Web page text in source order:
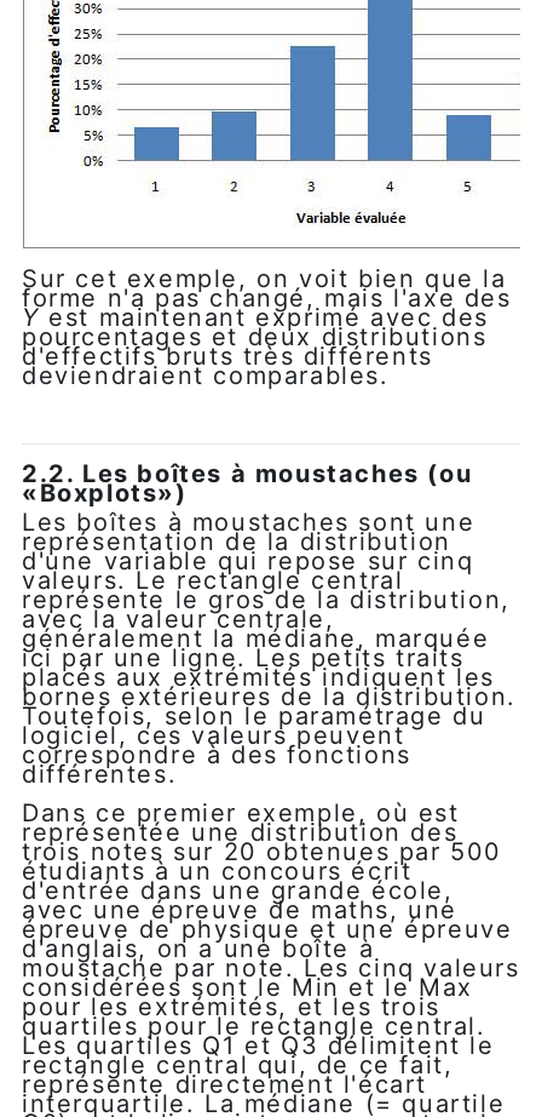
Sur cet exemple, on voit bien que la
forme n'a pas changé, mais l'axe des
Yest maintenant exprimé avec des
pourcentages et deux distributions
d'effectifs bruts très différents
deviendraient comparables.
2.2. Les boîtes à moustaches (ou
«Boxplots»)
Les boîtes à moustaches sont une
représentation de la distribution
d'une variable qui repose sur cinq
valeurs. Le rectangle central
représente le gros de la distribution,
avec la valeur centrale,
généralement la médiane, marquée
ici par une ligne. Les petits traits
placés aux extrémités indiquent les
bornes extérieures de la distribution.
Toutefois, selon le paramétrage du
logiciel, ces valeurs peuvent
correspondre à des fonctions
différentes.
Dans ce premier exemple, où est
représentée une distribution des
trois notes sur 20 obtenues par 500
étudiants à un concours écrit
d'entrée dans une grande école,
avec une épreuve de maths, une
épreuve de physique et une épreuve
d'anglais, on a une boîte à
moustache par note. Les cinq valeurs
considérées sont le Min et le Max
pour les extrémités, et les trois
quartiles pour le rectangle central.
Les quartiles Q1 et Q3 délimitent le
rectangle central qui, de ce fait,
représente directement l'écart
interquartile. La médiane (= quartile